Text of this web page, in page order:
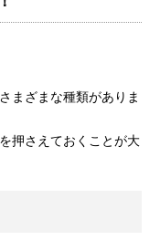
まざまな種類がありま
押さえておくことが大